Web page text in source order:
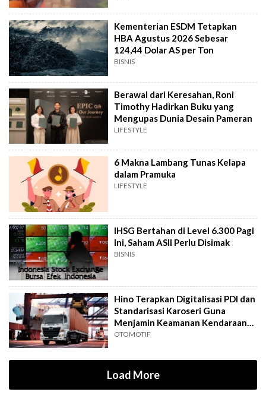
Kementerian ESDM Tetapkan
HBA Agustus 2026 Sebesar
124,44 Dolar AS per Ton
BISNIS
Berawal dari Keresahan, Roni
Timothy Hadirkan Buku yang
Mengupas Dunia Desain Pameran
LIFESTYLE
6 Makna Lambang Tunas Kelapa
dalam Pramuka
LIFESTYLE
IHSG Bertahan di Level 6.300 Pagi
Ini, Saham ASII Perlu Disimak
BISNIS
Hino Terapkan Digitalisasi PDI dan
Standarisasi Karoseri Guna
Menjamin Keamanan Kendaraan
Niaga
OTOMOTIF
Load More